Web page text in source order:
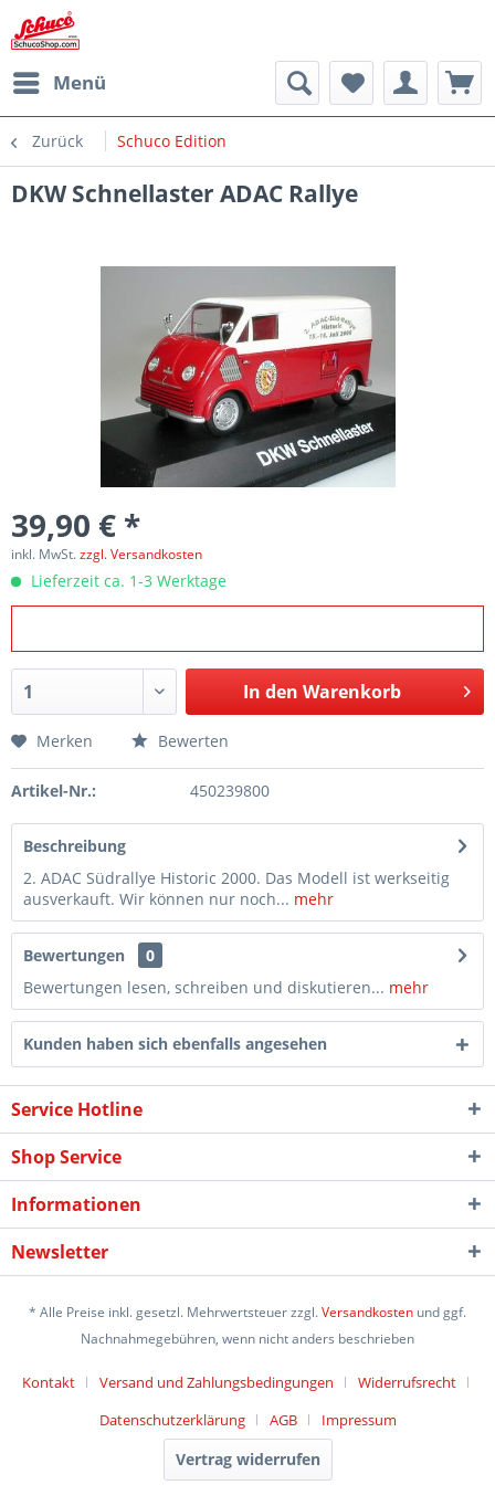
Menü
Zurück Schuco Edition
DKW Schnellaster ADAC Rallye
39,90 € *
inkl. MwSt.zzgl. Versandkosten
Lieferzeit ca. 1-3 Werktage
In den Warenkorb
Merken Bewerten
Artikel-Nr.: 450239800
Beschreibung
2. ADAC Südrallye Historic 2000. Das Modell ist werkseitig
ausverkauft. Wir können nur noch... mehr
Bewertungen
0
Bewertungen lesen, schreiben und diskutieren... mehr
Kunden haben sich ebenfalls angesehen
Service Hotline
Shop Service
Informationen
Newsletter
* Alle Preise inkl. gesetzl. Mehrwertsteuer zzgl.Versandkosten und ggf.
Nachnahmegebühren, wenn nicht anders beschrieben
Kontakt Versand und Zahlungsbedingungen
Widerrufsrecht
Datenschutzerklärung
AGB Impressum
Vertrag widerrufen